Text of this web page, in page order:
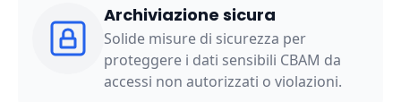
Archiviazione sicura
Solide misure di sicurezza per
proteggere i dati sensibili CBAM da
accessi non autorizzati o violazioni.